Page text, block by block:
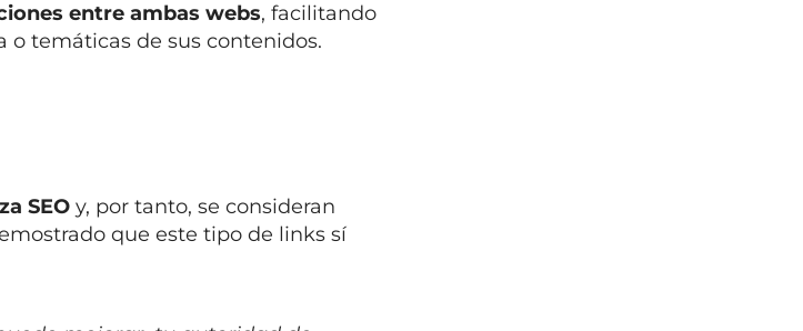
entre ambas webs, facilitando
o temáticas de sus contenidos.
SEO y, por tanto, se consideran
que este tipo de links sí